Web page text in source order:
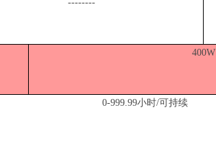
--------
400W
0-999.99小时/可持续